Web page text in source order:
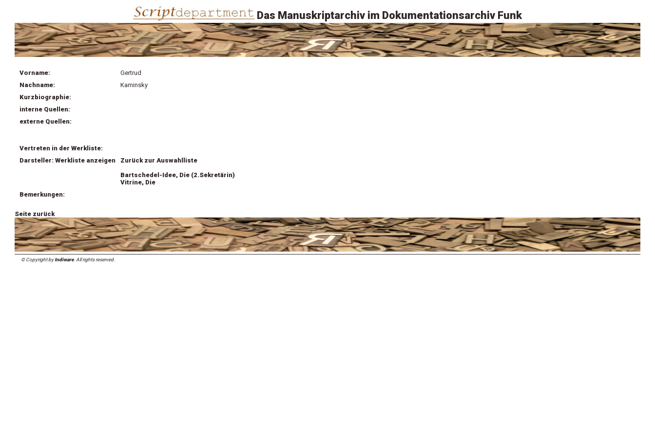
Das Manuskriptarchiv im Dokumentationsarchiv Funk
Vorname:
Gertrud
Nachname:
Kaminsky
Kurzbiographie:
interne Quellen:
externe Quellen:
Vertreten in der Werkliste:
Darsteller: Werkliste anzeigen
Zurück zur Auswahlliste
Bartschedel-Idee, Die (2.Sekretärin)
Vitrine, Die
Bemerkungen:
Seite zurück
© Copyright byIndiware. All rights reserved.